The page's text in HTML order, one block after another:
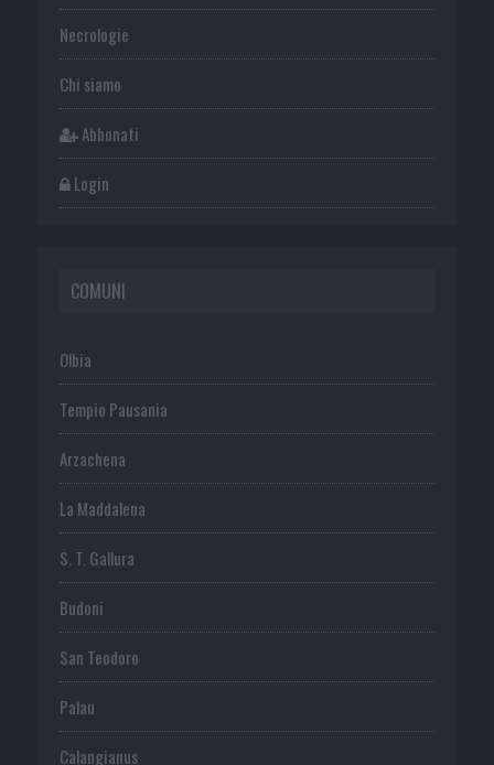
Necrologie
Chi siamo
Abbonati
Login
COMUNI
Olbia
Tempio Pausania
Arzachena
La Maddalena
S. T. Gallura
Budoni
San Teodoro
Palau
Calangianus